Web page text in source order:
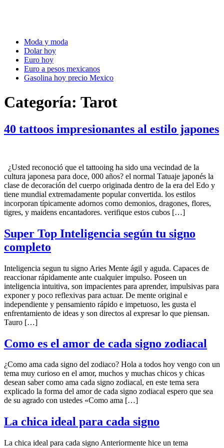
Moda y moda
Dolar hoy
Euro hoy
Euro a pesos mexicanos
Gasolina hoy precio Mexico
Categoría: Tarot
40 tattoos impresionantes al estilo japones
¿Usted reconoció que el tattooing ha sido una vecindad de la
cultura japonesa para doce, 000 años? el normal Tatuaje japonés la
clase de decoración del cuerpo originada dentro de la era del Edo y
tiene mundial extremadamente popular convertida. los estilos
incorporan típicamente adornos como demonios, dragones, flores,
tigres, y maidens encantadores. verifique estos cubos […]
Super Top Inteligencia según tu signo
completo
Inteligencia segun tu signo Aries Mente ágil y aguda. Capaces de
reaccionar rápidamente ante cualquier impulso. Poseen un
inteligencia intuitiva, son impacientes para aprender, impulsivas para
exponer y poco reflexivas para actuar. De mente original e
independiente y pensamiento rápido e impetuoso, les gusta el
enfrentamiento de ideas y son directos al expresar lo que piensan.
Tauro […]
Como es el amor de cada signo zodiacal
¿Como ama cada signo del zodiaco? Hola a todos hoy vengo con un
tema muy curioso en el amor, muchos y muchas chicos y chicas
desean saber como ama cada signo zodiacal, en este tema sera
explicado la forma del amor de cada signo zodiacal espero que sea
de su agrado con ustedes «Como ama […]
La chica ideal para cada signo
La chica ideal para cada signo Anteriormente hice un tema